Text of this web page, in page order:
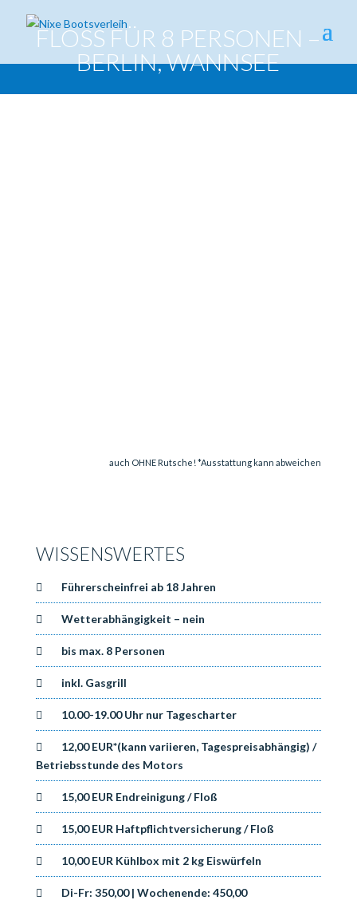
FLOSS FÜR 8 PERSONEN –
BERLIN, WANNSEE
auch OHNE Rutsche! *Ausstattung kann abweichen
WISSENSWERTES
Führerscheinfrei ab 18 Jahren
Wetterabhängigkeit – nein
bis max. 8 Personen
inkl. Gasgrill
10.00-19.00 Uhr nur Tagescharter
12,00 EUR*(kann variieren, Tagespreisabhängig) /
Betriebsstunde des Motors
15,00 EUR Endreinigung / Floß
15,00 EUR Haftpflichtversicherung / Floß
10,00 EUR Kühlbox mit 2 kg Eiswürfeln
Di-Fr: 350,00 | Wochenende: 450,00